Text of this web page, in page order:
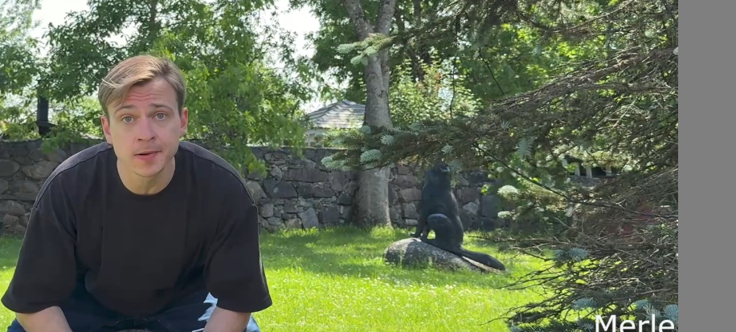
Eelroog:
Küpsetatud portobello, hernekreem,
sibulamoos
Pearoog:
Madalal tulel küpsetatud sea sisefilee, kartuli
gratään, punase veini kaste
Dessert:
Juustukook, marja coulis
Kannuvesi, klaas valget või punast majaveini
Suupiste menüü vaheajal hinnaga 13€: